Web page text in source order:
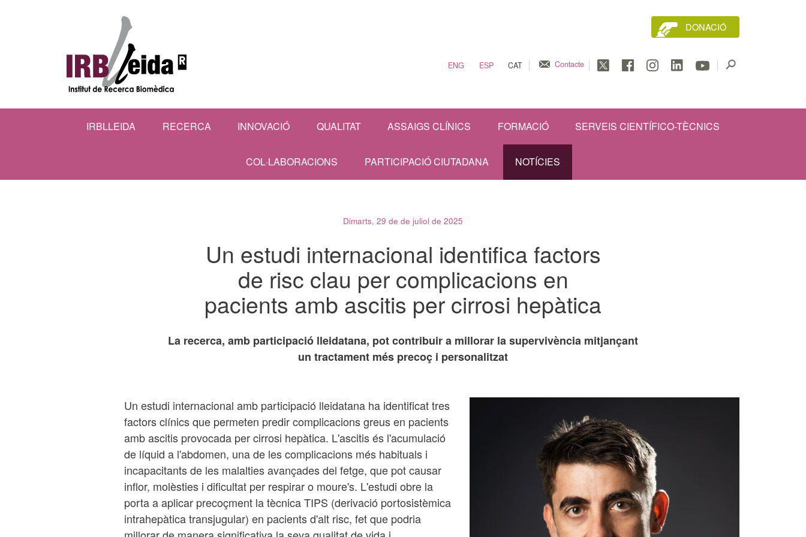
DONACIÓ
ENG ESP CAT Contacte
IRBLLEIDA RECERCA INNOVACIÓ QUALITAT ASSAIGS CLÍNICS FORMACIÓ SERVEIS CIENTÍFICO-TÈCNICS
COL·LABORACIONS PARTICIPACIÓ CIUTADANA NOTÍCIES
Dimarts, 29 de de juliol de 2025
Un estudi internacional identifica factors
de risc clau per complicacions en
pacients amb ascitis per cirrosi hepàtica
La recerca, amb participació lleidatana, pot contribuir a millorar la supervivència mitjançant
un tractament més precoç i personalitzat
Un estudi internacional amb participació lleidatana ha identificat tres
factors clínics que permeten predir complicacions greus en pacients
amb ascitis provocada per cirrosi hepàtica. L'ascitis és l'acumulació
de líquid a l'abdomen, una de les complicacions més habituals i
incapacitants de les malalties avançades del fetge, que pot causar
inflor, molèsties i dificultat per respirar o moure's. L'estudi obre la
porta a aplicar precoçment la tècnica TIPS (derivació portosistèmica
intrahepàtica transjugular) en pacients d'alt risc, fet que podria